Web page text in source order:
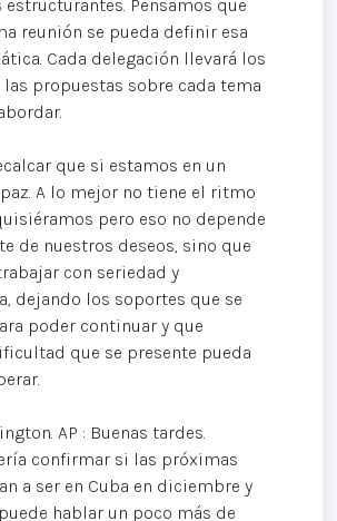
estructurantes. Pensamos que
reunión se pueda definir esa
Cada delegación llevará los
propuestas sobre cada tema
que si estamos en un
A lo mejor no tiene el ritmo
pero eso no depende
de nuestros deseos, sino que
con seriedad y
dejando los soportes que se
poder continuar y que
que se presente pueda
AP : Buenas tardes.
confirmar si las próximas
a ser en Cuba en diciembre y
hablar un poco más de